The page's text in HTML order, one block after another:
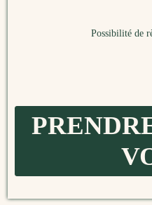
Possibilité de